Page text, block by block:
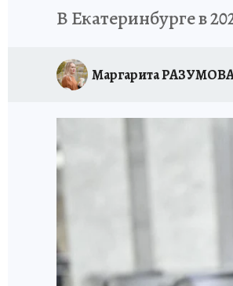
В Екатеринбурге в
Маргарита